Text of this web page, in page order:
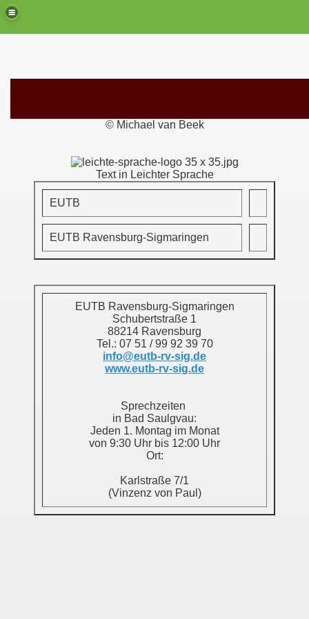
© Michael van Beek
Text in Leichter Sprache
EUTB
EUTB Ravensburg-Sigmaringen
EUTB Ravensburg-Sigmaringen
Schubertstraße 1
88214 Ravensburg
Tel.: 07 51 / 99 92 39 70
info@eutb-rv-sig.de
www.eutb-rv-sig.de
Sprechzeiten
in Bad Saulgvau:
Jeden 1. Montag im Monat
von 9:30 Uhr bis 12:00 Uhr
Ort:
Karlstraße 7/1
(Vinzenz von Paul)